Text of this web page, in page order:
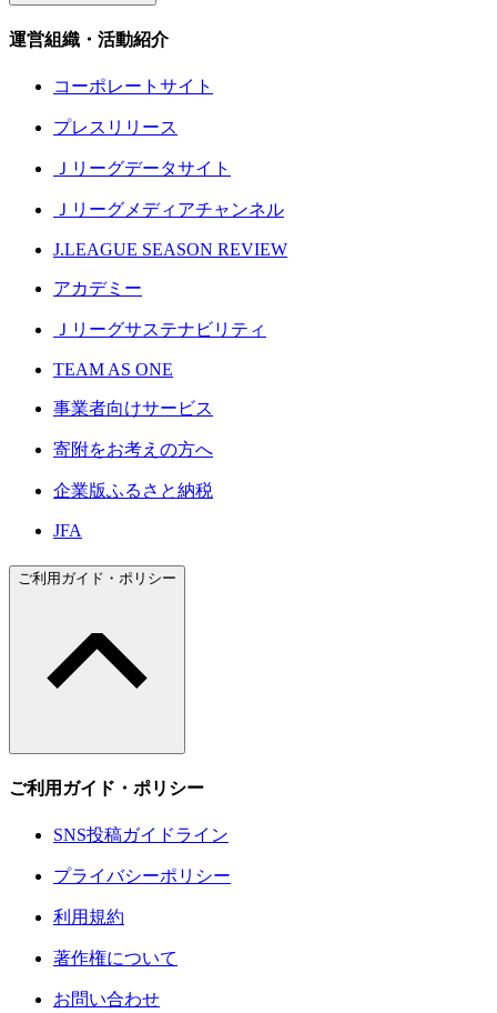
運営組織・活動紹介
コーポレートサイト
プレスリリース
Ｊリーグデータサイト
Ｊリーグメディアチャンネル
J.LEAGUE SEASON REVIEW
アカデミー
Ｊリーグサステナビリティ
TEAM AS ONE
事業者向けサービス
寄附をお考えの方へ
企業版ふるさと納税
JFA
ご利用ガイド・ポリシー
ご利用ガイド・ポリシー
SNS投稿ガイドライン
プライバシーポリシー
利用規約
著作権について
お問い合わせ